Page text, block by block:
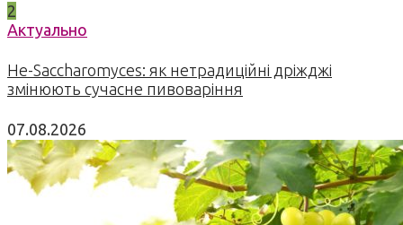
2
Актуально
Не-Saccharomyces: як нетрадиційні дріжджі
змінюють сучасне пивоваріння
07.08.2026